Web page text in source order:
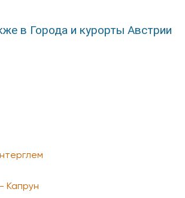
в Города и курорты Австрии
Капрун